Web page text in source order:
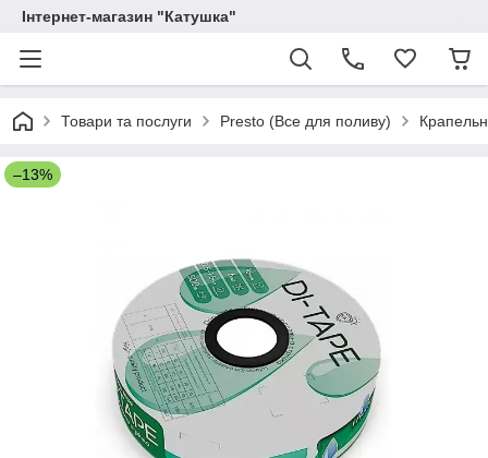
Інтернет-магазин "Катушка"
Товари та послуги Presto (Все для поливу)
–13%